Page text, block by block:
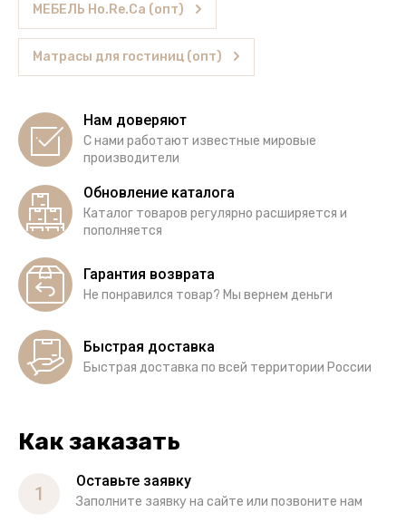
МЕБЕЛЬ Ho.Re.Ca (опт)
Матрасы для гостиниц (опт)
Нам доверяют
С нами работают известные мировые
производители
Обновление каталога
Каталог товаров регулярно расширяется и
пополняется
Гарантия возврата
Не понравился товар? Мы вернем деньги
Быстрая доставка
Быстрая доставка по всей территории России
Как заказать
1
Оставьте заявку
Заполните заявку на сайте или позвоните нам